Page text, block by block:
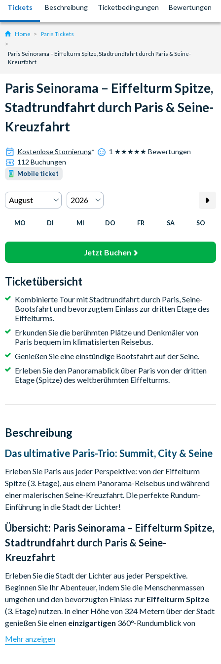
Tickets Beschreibung Ticketbedingungen Bewertungen
Home Paris Tickets
Paris Seinorama – Eiffelturm Spitze, Stadtrundfahrt durch Paris & Seine-
Kreuzfahrt
Paris Seinorama – Eiffelturm Spitze,
Stadtrundfahrt durch Paris & Seine-
Kreuzfahrt
Kostenlose Stornierung*
1 ★★★★★ Bewertungen
112 Buchungen
Mobile ticket
MO DI MI DO FR SA SO
Jetzt Buchen
Ticketübersicht
Kombinierte Tour mit Stadtrundfahrt durch Paris, Seine-
Bootsfahrt und bevorzugtem Einlass zur dritten Etage des
Eiffelturms.
Erkunden Sie die berühmten Plätze und Denkmäler von
Paris bequem im klimatisierten Reisebus.
Genießen Sie eine einstündige Bootsfahrt auf der Seine.
Erleben Sie den Panoramablick über Paris von der dritten
Etage (Spitze) des weltberühmten Eiffelturms.
Beschreibung
Das ultimative Paris-Trio: Summit, City & Seine
Erleben Sie Paris aus jeder Perspektive: von der Eiffelturm
Spitze (3. Etage), aus einem Panorama-Reisebus und während
einer malerischen Seine-Kreuzfahrt. Die perfekte Rundum-
Einführung in die Stadt der Lichter!
Übersicht: Paris Seinorama – Eiffelturm Spitze,
Stadtrundfahrt durch Paris & Seine-
Kreuzfahrt
Erleben Sie die Stadt der Lichter aus jeder Perspektive.
Beginnen Sie Ihr Abenteuer, indem Sie die Menschenmassen
umgehen und den bevorzugten Einlass zur Eiffelturm Spitze
(3. Etage) nutzen. In einer Höhe von 324 Metern über der Stadt
genießen Sie einen einzigartigen 360°-Rundumblick von
Gustave Eiffels Meisterwerk aus dem Jahr 1889.
Mehr anzeigen